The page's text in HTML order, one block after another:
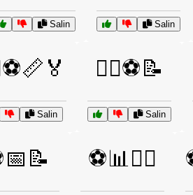
Salin Salin
Salin
🧑‍⚖️⚽📝
Salin
⚽📊🧑‍⚖️